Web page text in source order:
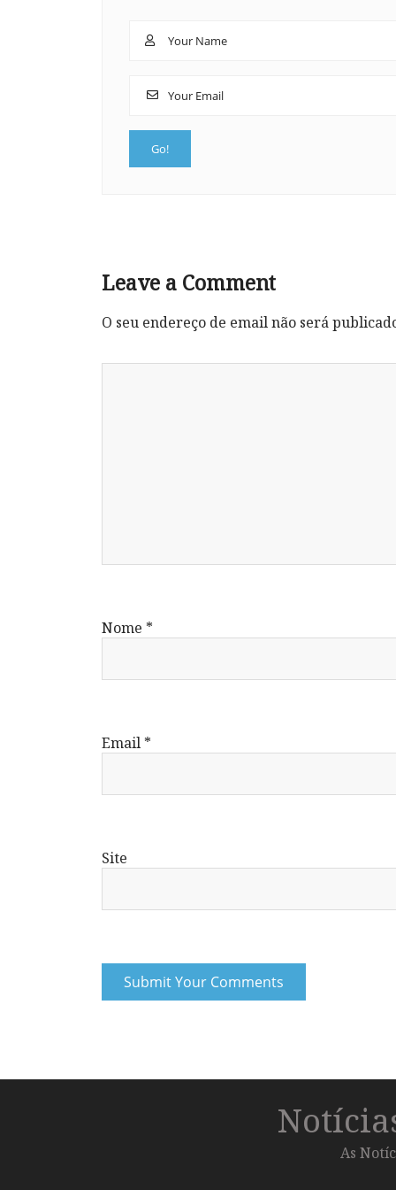
Leave a Comment
O seu endereço de email não será
Nome *
Email *
Site
As